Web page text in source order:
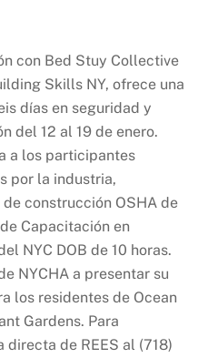
con Bed Stuy Collective
Skills NY, ofrece una
días en seguridad y
del 12 al 19 de enero.
a los participantes
por la industria,
construcción OSHA de
Capacitación en
NYC DOB de 10 horas.
NYCHA a presentar su
los residentes de Ocean
Gardens. Para
de REES al (718)